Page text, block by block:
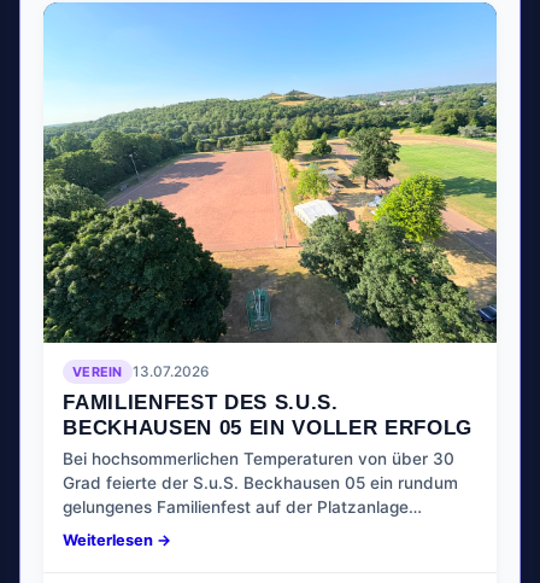
VEREIN 13.07.2026
FAMILIENFEST DES S.U.S.
BECKHAUSEN 05 EIN VOLLER ERFOLG
Bei hochsommerlichen Temperaturen von über 30
Grad feierte der S.u.S. Beckhausen 05 ein rundum
gelungenes Familienfest auf der Platzanlage…
Weiterlesen →